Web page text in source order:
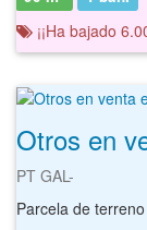
¡¡Ha bajado
Otros en
PT GAL-